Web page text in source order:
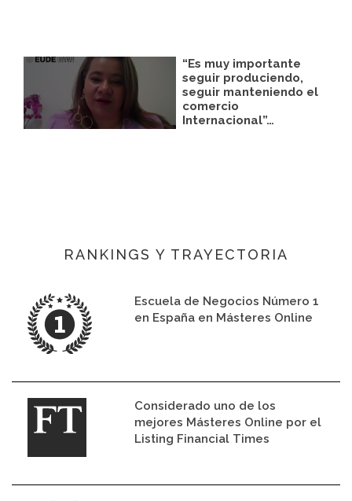
“Es muy importante
seguir produciendo,
seguir manteniendo el
comercio
Internacional”…
RANKINGS Y TRAYECTORIA
Escuela de Negocios Número 1
en España en Másteres Online
Considerado uno de los
mejores Másteres Online por el
Listing Financial Times